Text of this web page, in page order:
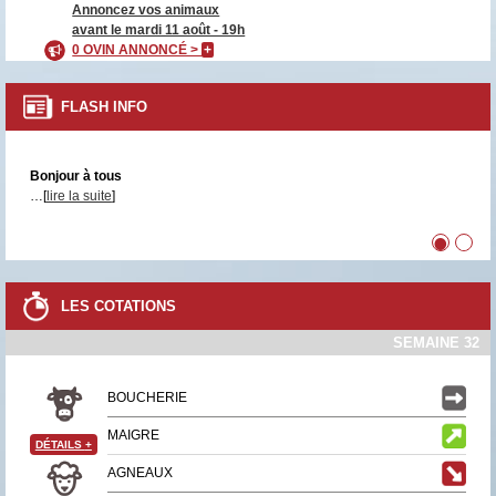
Annoncez vos animaux
avant le mardi 11 août - 19h
0 OVIN ANNONCÉ >+
FLASH INFO
Bonjour à tous
…[lire la suite]
••
LES COTATIONS
SEMAINE 32
BOUCHERIE
MAIGRE
DÉTAILS +
AGNEAUX